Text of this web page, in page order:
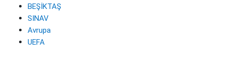
BEŞİKTAŞ
SINAV
Avrupa
UEFA